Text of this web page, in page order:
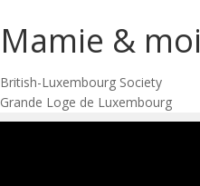
Mamie & moi
Post
navigation
British-Luxembourg Society
Grande Loge de Luxembourg